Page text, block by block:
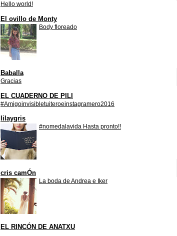
Hello world!
El ovillo de Monty
Body floreado
Baballa
Gracias
EL CUADERNO DE PILI
#Amigoinvisibletuiteroeinstagramero2016
lilaygris
#nomedalavida Hasta pronto!!
cris camÓn
La boda de Andrea e Iker
EL RINCÓN DE ANATXU